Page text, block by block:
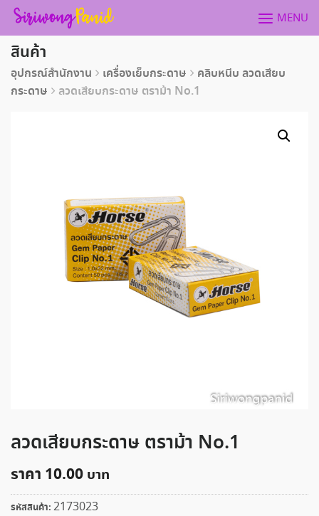
Skip
content
MENU
สินค้า
อุปกรณ์สำนักงาน เครื่องเย็บกระดาษ
คลิบหนีบ ลวดเสียบ
กระดาษ
ลวดเสียบกระดาษ ตราม้า No.1
ลวดเสียบกระดาษ ตราม้า No.1
ราคา 10.00
รหัสสินค้า: 2173023